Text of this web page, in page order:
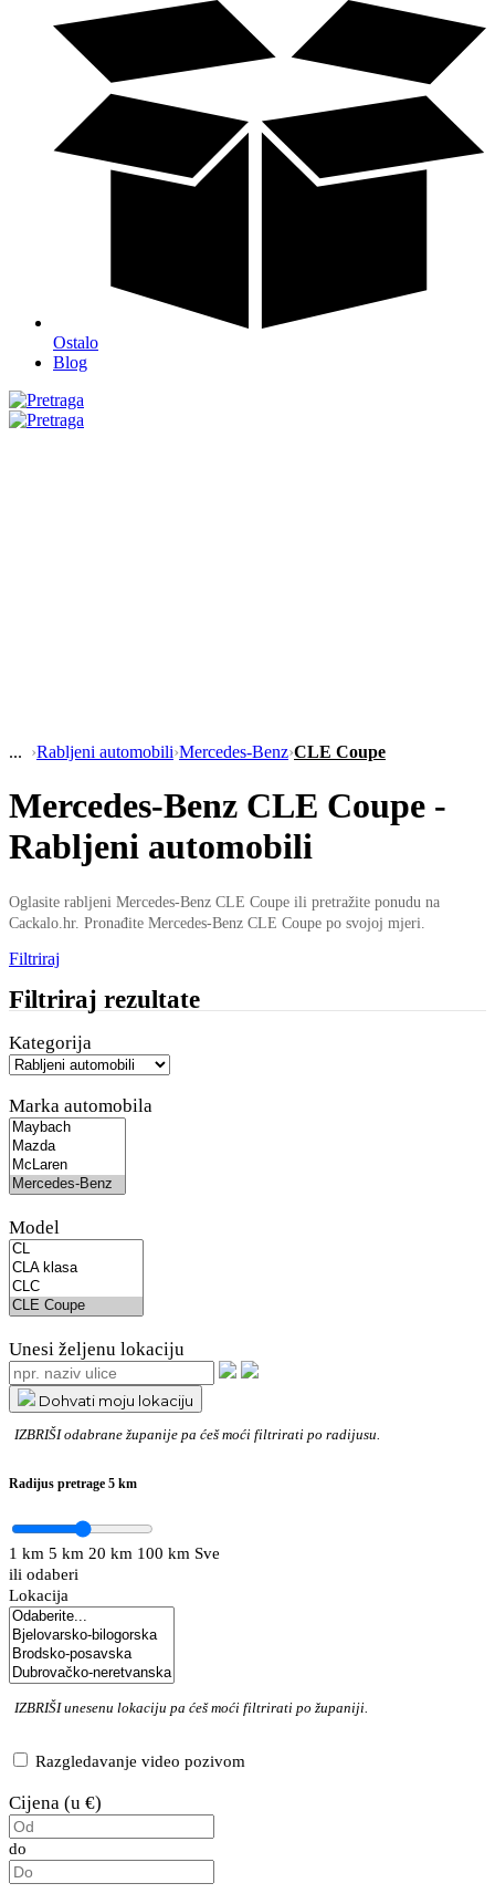
Ostalo
Blog
›Rabljeni automobili›Mercedes-Benz›CLE Coupe
Mercedes-Benz CLE Coupe -
Rabljeni automobili
Oglasite rabljeni Mercedes-Benz CLE Coupe ili pretražite ponudu na
Cackalo.hr. Pronađite Mercedes-Benz CLE Coupe po svojoj mjeri.
Filtriraj
Filtriraj rezultate
Kategorija
Marka automobila
Model
Unesi željenu lokaciju
Dohvati moju lokaciju
IZBRIŠIodabrane županije pa ćeš moći filtrirati po radijusu.
Radijus pretrage 5 km
1 km 5 km 20 km 100 km Sve
ili odaberi
Lokacija
IZBRIŠIunesenu lokaciju pa ćeš moći filtrirati po županiji.
Razgledavanje video pozivom
Cijena (u €)
do